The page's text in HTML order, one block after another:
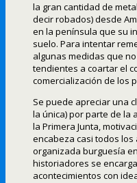
la gran cantidad de
decir robados) desde
en la península que su
suelo. Para intentar
algunas medidas que
tendientes a coartar el
comercialización de los
Se puede apreciar una
la única) por parte de la
la Primera Junta,
encabeza casi todos
organizada burguesía
historiadores se
acontecimientos con